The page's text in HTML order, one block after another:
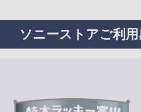
ソニーストアご利